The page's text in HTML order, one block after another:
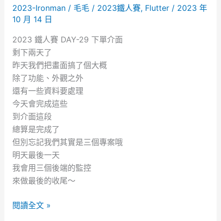
棧
工
程
師
上
線
2023-Ironman/ 毛毛 / 2023鐵人賽, Flutter/ 2023 年
10 月 14 日
2023 鐵人賽 DAY-29 下單介面
剩下兩天了
昨天我們把畫面搞了個大概
除了功能、外觀之外
還有一些資料要處理
今天會完成這些
到介面這段
總算是完成了
但別忘記我們其實是三個專案哦
明天最後一天
我會用三個後端的監控
來做最後的收尾～
2
閱讀全文 »